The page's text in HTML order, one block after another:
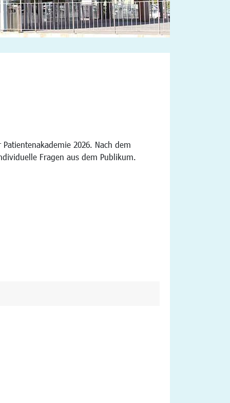
2026. Nach dem
Fragen aus dem Publikum.